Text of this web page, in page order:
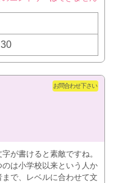
お問合わせ下さい
が書けると素敵ですね。
のは小学校以来という人か
まで、レベルに合わせて文